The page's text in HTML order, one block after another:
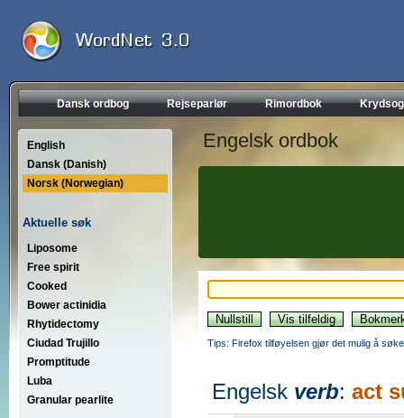
Dansk ordbog Rejseparlør Rimordbok
English
Dansk (Danish)
Norsk (Norwegian)
Aktuelle søk
Liposome
Free spirit
Cooked
Bower actinidia
Rhytidectomy
Ciudad Trujillo
Promptitude
Luba
Granular pearlite
Engelsk ordbok
Tips: Firefox tilføyelsen gjør det mulig å
Engelsk verb: act